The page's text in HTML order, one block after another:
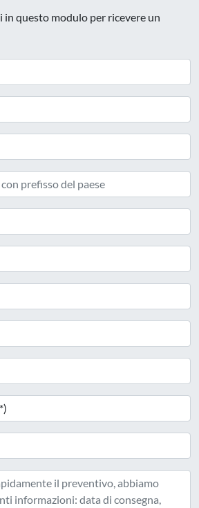
in questo modulo per ricevere un